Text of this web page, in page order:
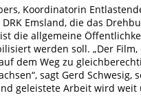
Koordinatorin
Emsland, die das
die allgemeine
werden soll. „Der
dem Weg zu
sagt Gerd
geleistete Arbeit wird